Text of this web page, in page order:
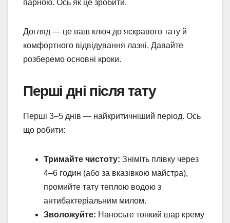
парною. Ось як це зробити.
Догляд — це ваш ключ до яскравого тату й
комфортного відвідування лазні. Давайте
розберемо основні кроки.
Перші дні після тату
Перші 3–5 днів — найкритичніший період. Ось
що робити:
Тримайте чистоту: Зніміть плівку через
4–6 годин (або за вказівкою майстра),
промийте тату теплою водою з
антибактеріальним милом.
Зволожуйте: Наносьте тонкий шар крему